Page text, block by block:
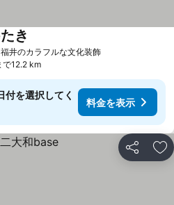
福井のカラフルな文化装飾
き
で12.2 km
付を選択してく
料金を表示
シェア お